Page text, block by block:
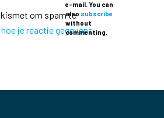
e-mail. You can
also subscribe
without
commenting.
om spam te
je reactie gegevens